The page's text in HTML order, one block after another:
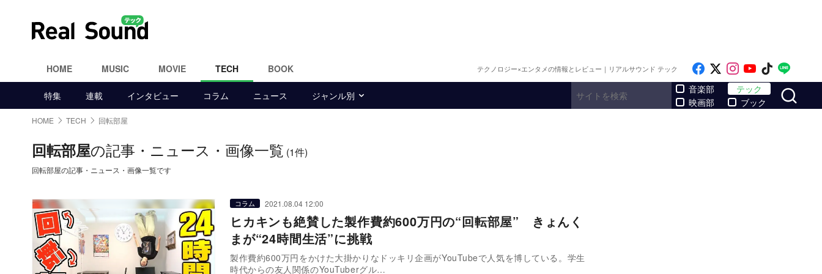
HOME MUSIC MOVIE TECH BOOK テクノロジー×エンタメの情報とレビュー｜リアルサウンド テック Like on Facebook
Follow on x
Follow on
Follow on
Follow
特集 連載 インタビュー コラム ニュース ジャンル別
音楽部
映画部
テック
ブック
HOME TECH 回転部屋
回転部屋の記事・ニュース・画像一覧 (1件)
回転部屋の記事・ニュース・画像一覧です
コラム 2021.08.04 12:00
ヒカキンも絶賛した製作費約600万円の“回転部屋” きょんく
まが“24時間生活”に挑戦
製作費約600万円をかけた大掛かりなドッキリ企画がYouTubeで人気を博している。学生
時代からの友人関係のYouTuberグル…